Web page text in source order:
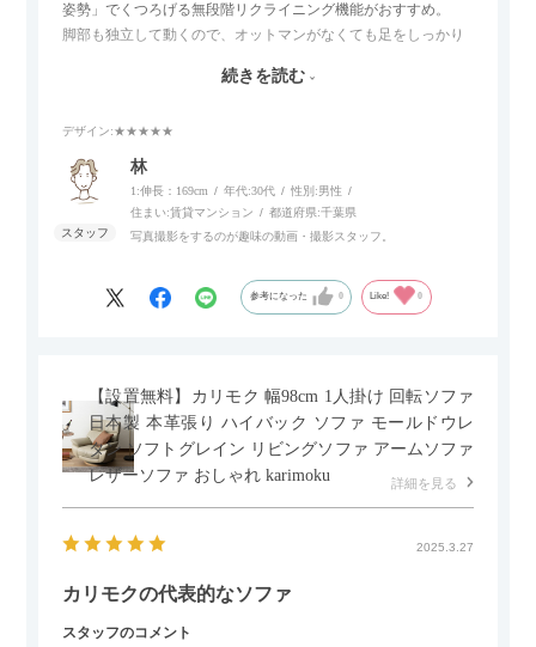
姿勢」でくつろげる無段階リクライニング機能がおすすめ。
脚部も独立して動くので、オットマンがなくても足をしっかり
スマホやタブレットを充電しながらリラックスできるのが嬉し
個人的にはコードレス＆充電式なので、コンセントの場所を気
にせず、好きな場所に置けるのが画期的に感じました。
続きを読む
デザイン:★★★★★
林
1:伸長：169cm 年代:30代 性別:男性
住まい:賃貸マンション 都道府県:千葉県
写真撮影をするのが趣味の動画・撮影スタッフ。
参考になった 0 Like! 0
【設置無料】カリモク 幅98cm 1人掛け 回転ソファ
日本製 本革張り ハイバック ソファ モールドウレ
タン ソフトグレイン リビングソファ アームソファ
レザーソファ おしゃれ karimoku
詳細を見る
2025.3.27
カリモクの代表的なソファ
スタッフのコメント